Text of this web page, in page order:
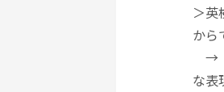
＞英
から
→
な表